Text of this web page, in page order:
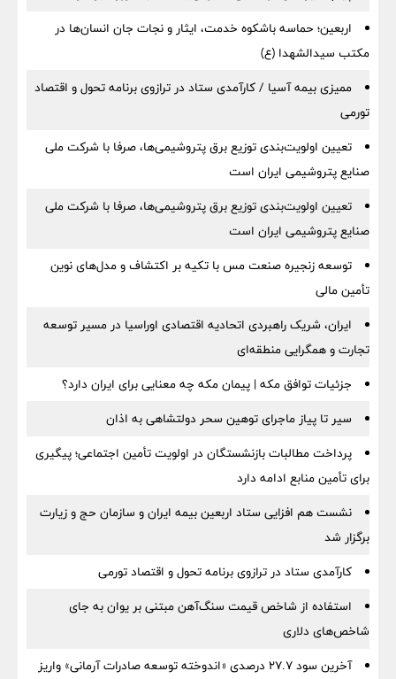
اربعین؛ حماسه باشکوه خدمت، ایثار و نجات جان انسان‌ها در
مکتب سیدالشهدا (ع)
ممیزی بیمه آسیا / کارآمدی ستاد در ترازوی برنامه تحول و اقتصاد
تورمی
تعیین اولویت‌بندی توزیع برق پتروشیمی‌ها، صرفا با شرکت ملی
صنایع پتروشیمی ایران است
تعیین اولویت‌بندی توزیع برق پتروشیمی‌ها، صرفا با شرکت ملی
صنایع پتروشیمی ایران است
توسعه زنجیره صنعت مس با تکیه بر اکتشاف و مدل‌های نوین
تأمین مالی
ایران، شریک راهبردی اتحادیه اقتصادی اوراسیا در مسیر توسعه
تجارت و همگرایی منطقه‌ای
جزئیات توافق مکه | پیمان مکه چه معنایی برای ایران دارد؟
سیر تا پیاز ماجرای توهین سحر دولتشاهی به اذان
پرداخت مطالبات بازنشستگان در اولویت تأمین اجتماعی؛ پیگیری
برای تأمین منابع ادامه دارد
نشست هم افزایی ستاد اربعین بیمه ایران و سازمان حج و زیارت
برگزار شد
کارآمدی ستاد در ترازوی برنامه تحول و اقتصاد تورمی
استفاده از شاخص قیمت سنگ‌آهن مبتنی بر یوان به جای
شاخص‌های دلاری
آخرین سود ۲۷.۷ درصدی «اندوخته توسعه صادرات آرمانی» واریز